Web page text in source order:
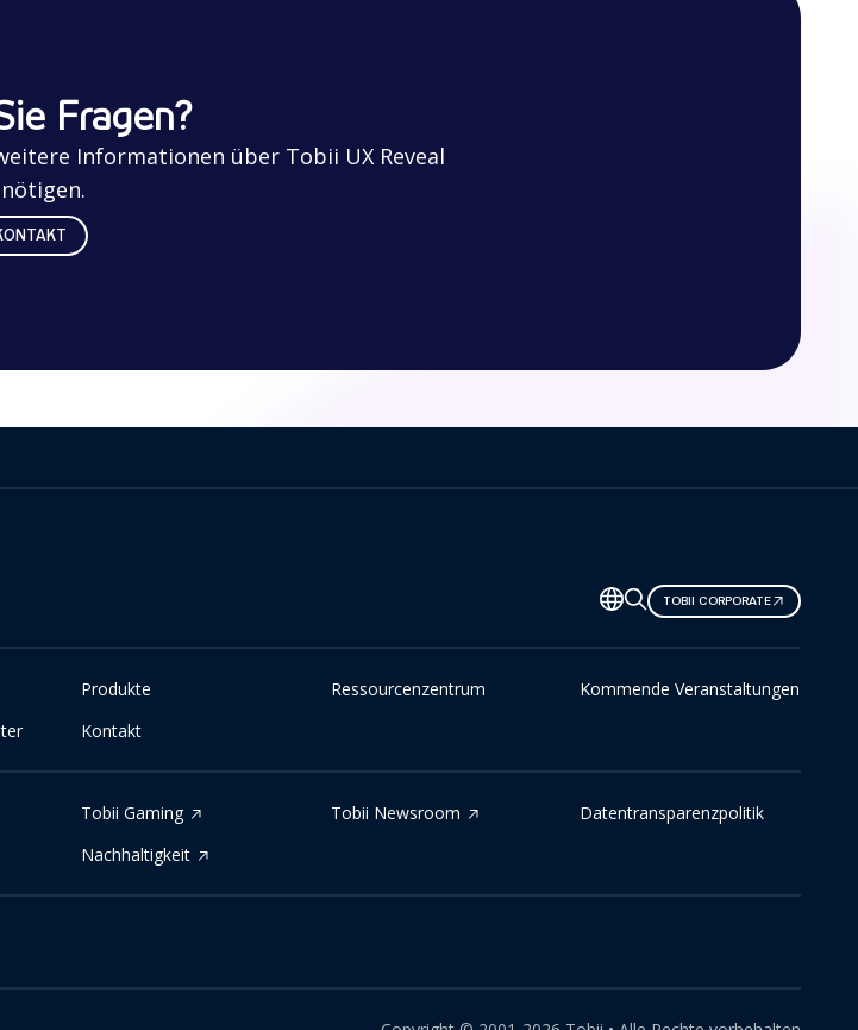
Fragen?
Informationen über Tobii UX Reveal
TOBII CORPORATE
Produkte Ressourcenzentrum
Kommende Veranstaltungen
Kontakt
Tobii Gaming Tobii Newsroom
Datentransparenzpolitik
Nachhaltigkeit